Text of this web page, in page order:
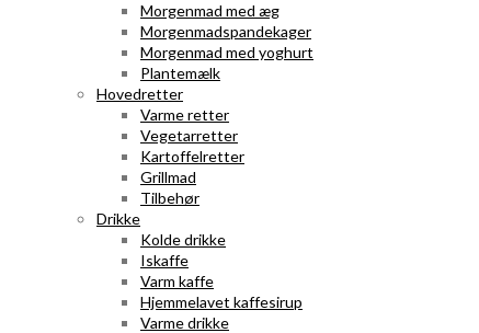
Morgenmad med æg
Morgenmadspandekager
Morgenmad med yoghurt
Plantemælk
Hovedretter
Varme retter
Vegetarretter
Kartoffelretter
Grillmad
Tilbehør
Drikke
Kolde drikke
Iskaffe
Varm kaffe
Hjemmelavet kaffesirup
Varme drikke